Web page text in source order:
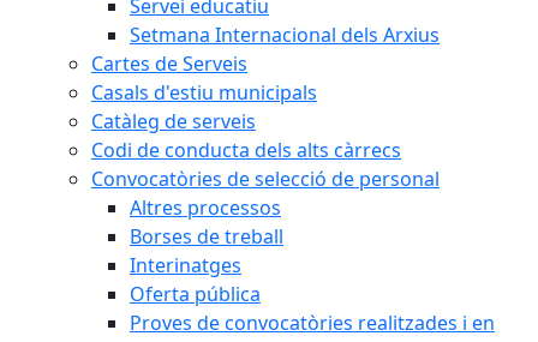
Servei educatiu
Setmana Internacional dels Arxius
Cartes de Serveis
Casals d'estiu municipals
Catàleg de serveis
Codi de conducta dels alts càrrecs
Convocatòries de selecció de personal
Altres processos
Borses de treball
Interinatges
Oferta pública
Proves de convocatòries realitzades i en